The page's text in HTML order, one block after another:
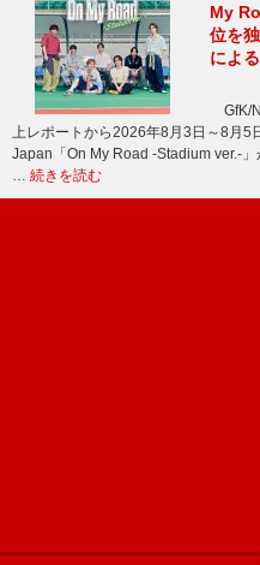
My
位を
によ
GfK/
上レポートから2026年8月3日～8月5
Japan「On My Road -Stadium ver.-
… 続きを読む